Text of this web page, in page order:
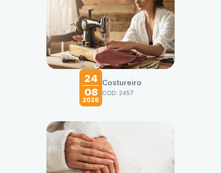
24
08
2026
Costureiro
COD: 2457